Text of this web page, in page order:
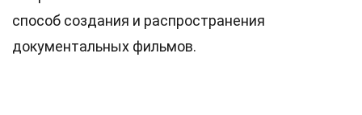
способ создания и распространения
документальных фильмов.